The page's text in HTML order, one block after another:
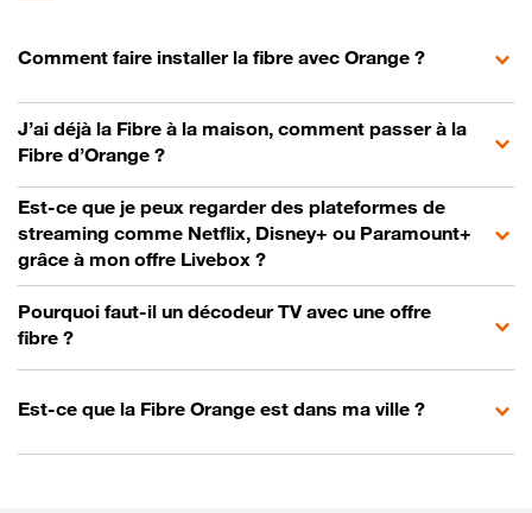
Comment faire installer la fibre avec Orange ?
J’ai déjà la Fibre à la maison, comment passer à la
Fibre d’Orange ?
Est-ce que je peux regarder des plateformes de
streaming comme Netflix, Disney+ ou Paramount+
grâce à mon offre Livebox ?
Pourquoi faut-il un décodeur TV avec une offre
fibre ?
Est-ce que la Fibre Orange est dans ma ville ?